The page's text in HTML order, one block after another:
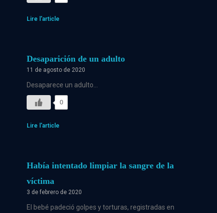
Lire l'article
Desaparición de un adulto
11 de agosto de 2020
Desaparece un adulto…
0
Lire l'article
Había intentado limpiar la sangre de la
víctima
3 de febrero de 2020
El bebé padeció golpes y torturas, registradas en